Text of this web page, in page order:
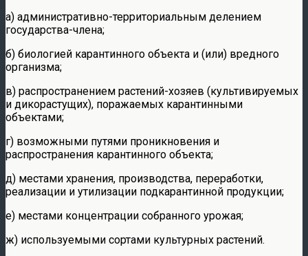
а) административно-территориальным делением
государства-члена;
б) биологией карантинного объекта и (или) вредного
организма;
в) распространением растений-хозяев (культивируемых
и дикорастущих), поражаемых карантинными
объектами;
г) возможными путями проникновения и
распространения карантинного объекта;
д) местами хранения, производства, переработки,
реализации и утилизации подкарантинной продукции;
е) местами концентрации собранного урожая;
ж) используемыми сортами культурных растений.